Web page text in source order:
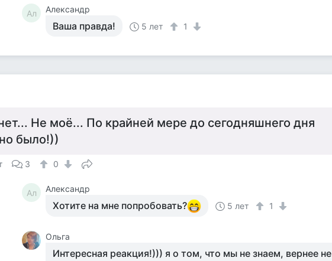
Ал Александр
Ваша правда! 5 лет 1
Не моё... По крайней мере до сегодняшнего дня
было!))
3 0
Ал Александр
Хотите на мне попробовать? 5 лет 1
Ольга
Интересная реакция!))) я о том, что мы не знаем, вернее не